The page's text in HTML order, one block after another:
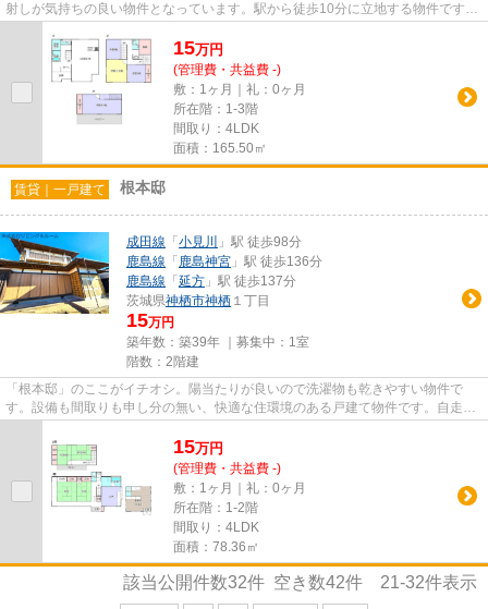
射しが気持ちの良い物件となっています。駅から徒歩10分に立地する物件です。
15万円
(管理費・共益費 -)
敷：1ヶ月｜礼：0ヶ月
所在階：1-3階
間取り：4LDK
面積：165.50㎡
賃貸｜一戸建て 根本邸
成田線 「 小見川
」駅 徒歩98分
鹿島線 「 鹿島神宮 」駅 徒歩136分
鹿島線 「 延方 」駅 徒歩137分
茨城県神栖市神栖 １丁目
15万円
築年数：築39年 ｜募集中： 1室
階数：2階建
「根本邸」のここがイチオシ。陽当たりが良いので洗濯物も乾きやすい物件で
す。設備も間取りも申し分の無い、快適な住環境のある戸建て物件です。自走式
15万円
(管理費・共益費 -)
敷：1ヶ月｜礼：0ヶ月
所在階：1-2階
間取り：4LDK
面積：78.36㎡
該当公開件数32件 空き数42件 21-32件表示